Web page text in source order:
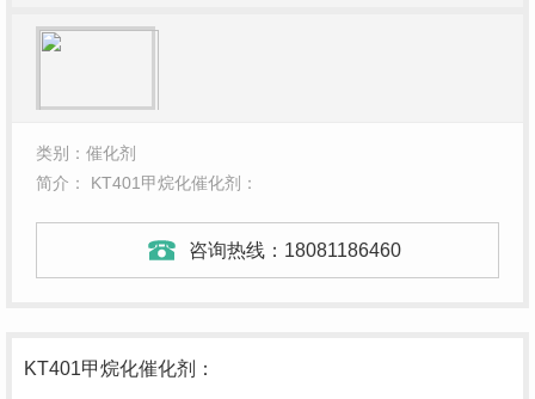
类别：催化剂
简介： KT401甲烷化催化剂：
咨询热线： 18081186460
KT401甲烷化催化剂：